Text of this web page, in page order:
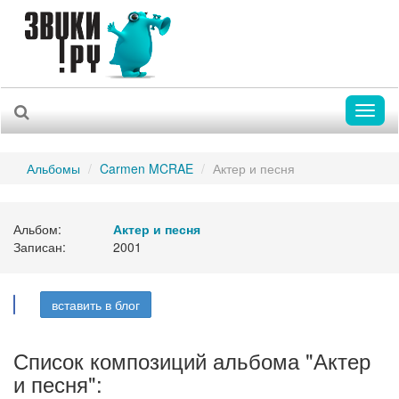
Альбомы Carmen MCRAE Актер и песня
Альбом:
Актер и песня
Записан:
2001
вставить в блог
Список композиций альбома "Актер
и песня":